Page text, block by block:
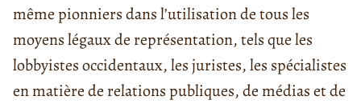
même pionniers dans l’utilisation de tous les
moyens légaux de représentation, tels que les
lobbyistes occidentaux, les juristes, les spécialistes
en matière de relations publiques, de médias et de